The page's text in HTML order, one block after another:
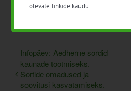
Infopäev: Aedherne sordid
kaunade tootmiseks.
Sortide omadused ja
soovitusi kasvatamiseks.
olevate linkide kaudu.